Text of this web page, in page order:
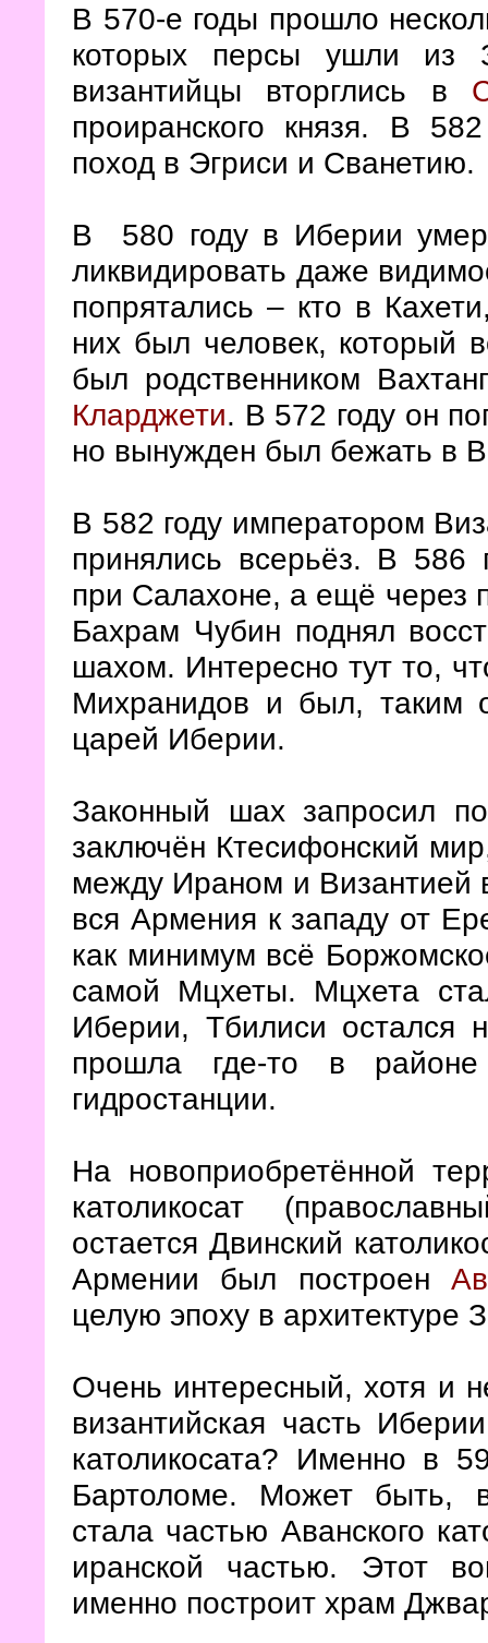
В 570-е годы прошло
которых персы ушли из
византийцы вторглись в
проиранского князя. В
поход в Эгриси и Сванетию.
В
580 году в Иберии
ликвидировать даже
попрятались – кто в
них был человек, который
был родственником
Кларджети. В 572 году он
но вынужден был бежать в
В 582 году императором
принялись всерьёз. В 586
при Салахоне, а ещё через
Бахрам Чубин поднял
шахом. Интересно тут то,
Михранидов и был, таким
царей Иберии.
Законный шах запросил
заключён Ктесифонский
между Ираном и Византией
вся Армения к западу от
как минимум всё
самой Мцхеты. Мцхета
Иберии, Тбилиси остался
прошла где-то в районе
гидростанции.
На новоприобретённой
католикосат
остается Двинский
Армении был построен
целую эпоху в архитектуре
Очень интересный, хотя и
византийская часть
католикосата? Именно в
Бартоломе. Может быть,
стала частью Аванского
иранской частью. Этот
именно построит храм